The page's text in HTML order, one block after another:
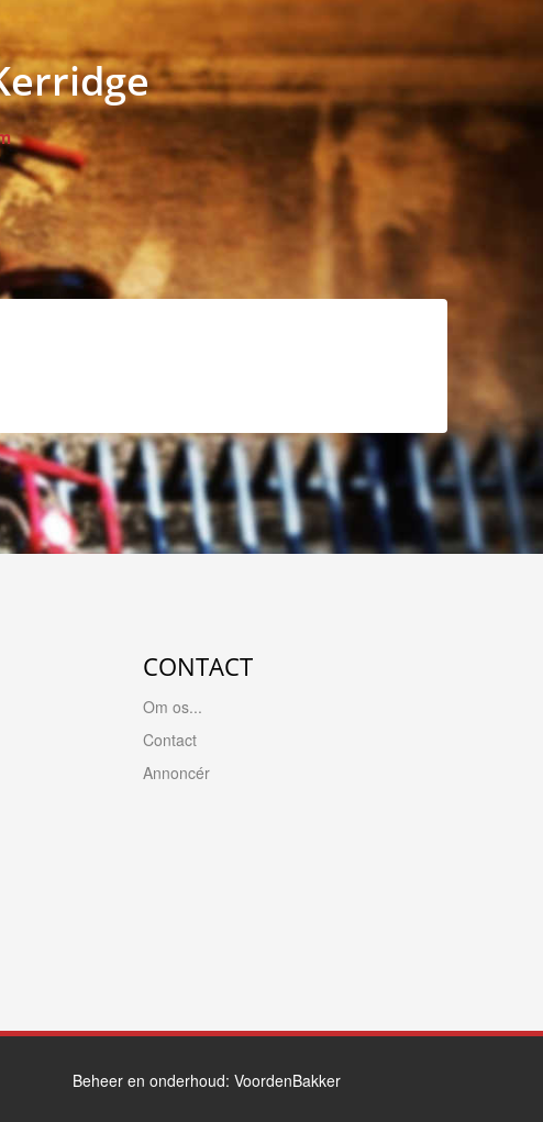
CONTACT
Om os...
Contact
Annoncér
Beheer en onderhoud: VoordenBakker